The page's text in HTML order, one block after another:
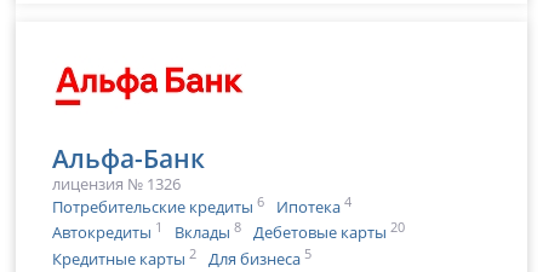
Альфа-Банк
лицензия № 1326
Потребительские кредиты 6 Ипотека 4
Автокредиты 1 Вклады 8 Дебетовые карты 20
Кредитные карты 2 Для бизнеса 5